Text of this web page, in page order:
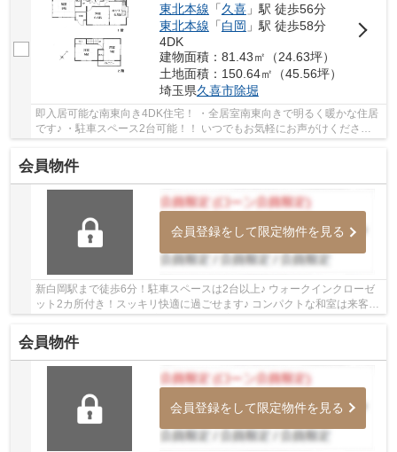
東北本線 「久喜」駅 徒歩56分
東北本線 「白岡 」駅 徒歩58分
4DK
建物面積：81.43㎡（24.63坪）
土地面積：150.64㎡（45.56坪）
埼玉県久喜市除堀
即入居可能な南東向き4DK住宅！ ・全居室南東向きで明るく暖かな住居
です♪ ・駐車スペース2台可能！！ いつでもお気軽にお声がけください♪
駅からの送迎が必要なお客様は駅までお迎...
会員物件
会員登録をして限定物件を見る
新白岡駅まで徒歩6分！駐車スペースは2台以上♪ ウォークインクローゼ
ット2カ所付き！スッキリ快適に過ごせます♪ コンパクトな和室は来客や
会員物件
会員登録をして限定物件を見る